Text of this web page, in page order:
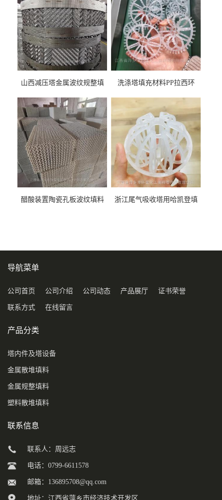
山西减压塔金属波纹规整填
料
洗涤塔填充材料PP拉西环
醋酸装置陶瓷孔板波纹填料
浙江尾气吸收塔用哈凯登填
导航菜单
公司首页 公司介绍 公司动态 产品展厅 证书荣誉
联系方式 在线留言
产品分类
塔内件及塔设备
金属散堆填料
金属规整填料
塑料散堆填料
联系信息
联系人：周远志
电话：0799-6611578
邮箱： 136895708@qq.com
地址：江西省萍乡市经济技术开发区